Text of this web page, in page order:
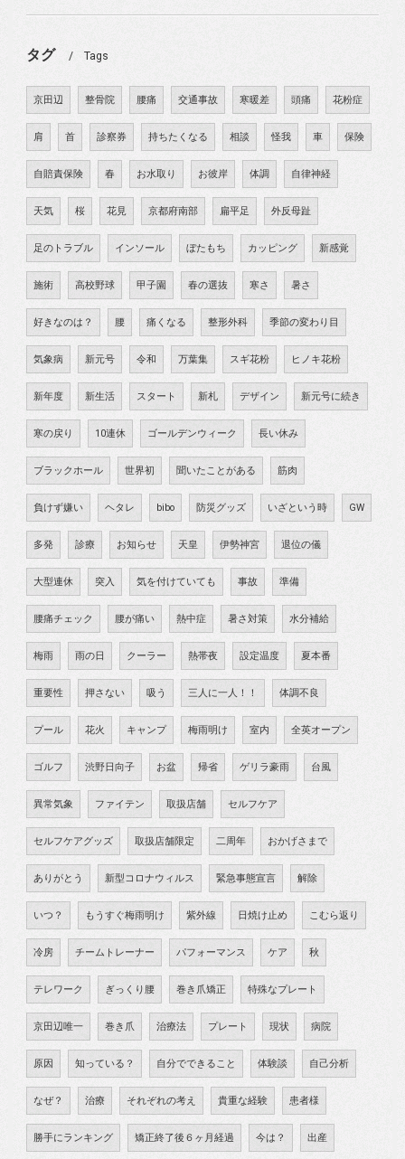
タグ Tags
京田辺 整骨院 腰痛 交通事故 寒暖差 頭痛 花粉症
肩 首 診察券 持ちたくなる 相談 怪我 車 保険
自賠責保険 春 お水取り お彼岸 体調 自律神経
天気 桜 花見 京都府南部 扁平足 外反母趾
足のトラブル インソール ぼたもち カッピング 新感覚
施術 高校野球 甲子園 春の選抜 寒さ 暑さ
好きなのは？ 腰 痛くなる 整形外科 季節の変わり目
気象病 新元号 令和 万葉集 スギ花粉 ヒノキ花粉
新年度 新生活 スタート 新札 デザイン 新元号に続き
寒の戻り 10連休 ゴールデンウィーク 長い休み
ブラックホール 世界初 聞いたことがある 筋肉
負けず嫌い ヘタレ bibo 防災グッズ いざという時 GW
多発 診療 お知らせ 天皇 伊勢神宮 退位の儀
大型連休 突入 気を付けていても 事故 準備
腰痛チェック 腰が痛い 熱中症 暑さ対策 水分補給
梅雨 雨の日 クーラー 熱帯夜 設定温度 夏本番
重要性 押さない 吸う 三人に一人！！ 体調不良
プール 花火 キャンプ 梅雨明け 室内 全英オープン
ゴルフ 渋野日向子 お盆 帰省 ゲリラ豪雨 台風
異常気象 ファイテン 取扱店舗 セルフケア
セルフケアグッズ 取扱店舗限定 二周年 おかげさまで
ありがとう 新型コロナウィルス 緊急事態宣言 解除
いつ？ もうすぐ梅雨明け 紫外線 日焼け止め こむら返り
冷房 チームトレーナー パフォーマンス ケア 秋
テレワーク ぎっくり腰 巻き爪矯正 特殊なプレート
京田辺唯一 巻き爪 治療法 プレート 現状 病院
原因 知っている？ 自分でできること 体験談 自己分析
なぜ？ 治療 それぞれの考え 貴重な経験 患者様
勝手にランキング 矯正終了後６ヶ月経過 今は？ 出産